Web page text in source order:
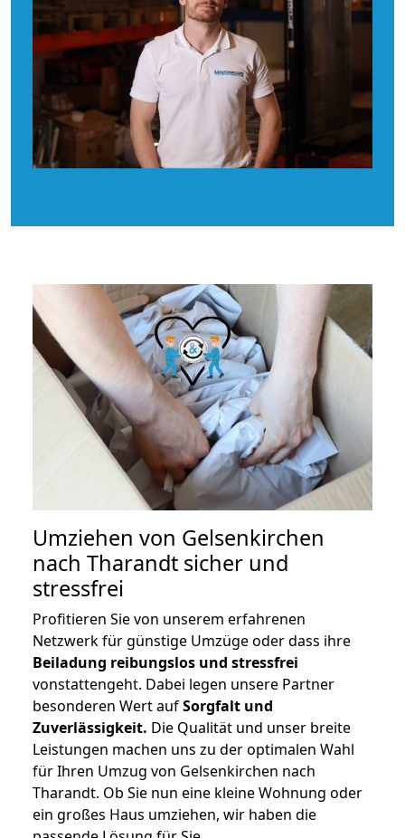
Umziehen von Gelsenkirchen
nach Tharandt sicher und
stressfrei
Profitieren Sie von unserem erfahrenen
Netzwerk für günstige Umzüge oder dass ihre
Beiladung reibungslos und stressfrei
vonstattengeht. Dabei legen unsere Partner
besonderen Wert aufSorgfalt und
Zuverlässigkeit. Die Qualität und unser breite
Leistungen machen uns zu der optimalen Wahl
für Ihren Umzug von Gelsenkirchen nach
Tharandt. Ob Sie nun eine kleine Wohnung oder
ein großes Haus umziehen, wir haben die